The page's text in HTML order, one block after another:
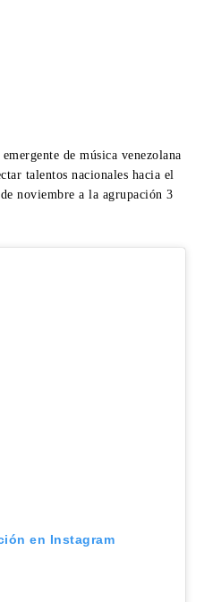
de música venezolana
talentos nacionales hacia el
noviembre a la agrupación 3
en Instagram